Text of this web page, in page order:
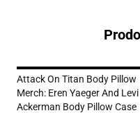
Attack On Titan Body Pillow
Merch: Eren Yaeger And Levi
Ackerman Body Pillow Case